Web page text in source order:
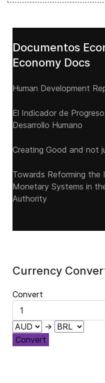
Documentos
Economy Docs
Human Development
El Indicador de
Desarrollo Humano
Creating Good and not
Towards Reforming the
Monetary Systems in
Authority
Currency
Convert
→
Convert